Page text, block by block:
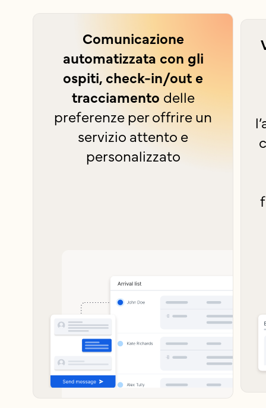
Comunicazione
automatizzata con gli
ospiti, check-in/out e
tracciamento delle
preferenze per offrire un
servizio attento e
personalizzato